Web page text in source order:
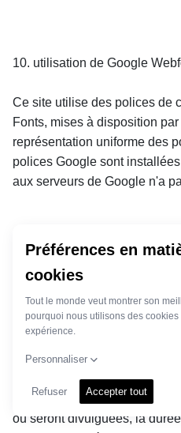
10. utilisation de Google
Ce site utilise des polices de
Fonts, mises à disposition
représentation uniforme des
polices Google sont
aux serveurs de Google n'a
11. droits de la personne
a) Droit d'accès
Vous avez notamment le
sur les données à caractère
les finalités du traitement, les
caractère personnel traitées,
catégories de destinataires
ou seront divulguées, la